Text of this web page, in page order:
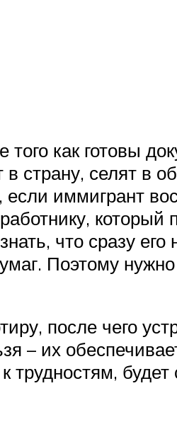
того как готовы
страну, селят в
иммигрант
что сразу
Поэтому
после чего
– их
будет